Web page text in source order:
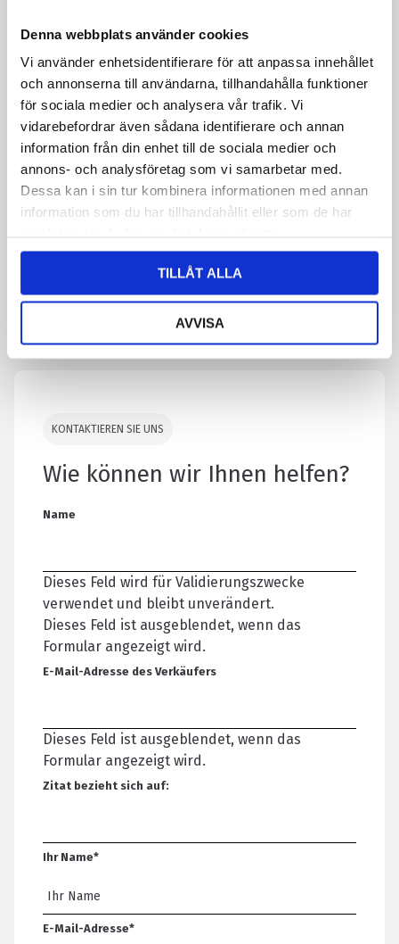
Denna webbplats använder cookies
Vi använder enhetsidentifierare för att anpassa innehållet
och annonserna till användarna, tillhandahålla funktioner
för sociala medier och analysera vår trafik. Vi
vidarebefordrar även sådana identifierare och annan
information från din enhet till de sociala medier och
annons- och analysföretag som vi samarbetar med.
Dessa kan i sin tur kombinera informationen med annan
information som du har tillhandahållit eller som de har
TILLÅT ALLA
AVVISA
KONTAKTIEREN SIE UNS
Wie können wir Ihnen helfen?
Name
Dieses Feld wird für Validierungszwecke
verwendet und bleibt unverändert.
Dieses Feld ist ausgeblendet, wenn das
Formular angezeigt wird.
E-Mail-Adresse des Verkäufers
Dieses Feld ist ausgeblendet, wenn das
Formular angezeigt wird.
Zitat bezieht sich auf:
Ihr Name*
E-Mail-Adresse*